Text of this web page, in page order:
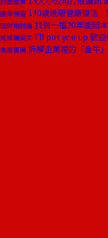
國際視窗 130歲紙吸管廠復活
理財相對論 找到一檔20年能回
戒掉爛英文 I'll put you up 歡迎
商周書摘 拆解企業裡的「金牛